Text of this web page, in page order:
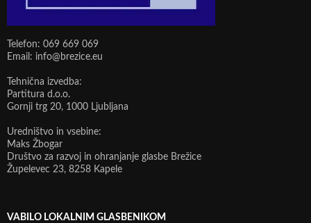
Telefon: 069 669 069
Email: info@brezice.eu
Tehnična izvedba:
Partitura d.o.o.
Gornji trg 20, 1000 Ljubljana
Uredništvo in vsebine:
Maks Žbogar
Društvo za razvoj in ohranjanje glasbe Brežice
Župelevec 23, 8258 Kapele
VABILO LOKALNIM GLASBENIKOM